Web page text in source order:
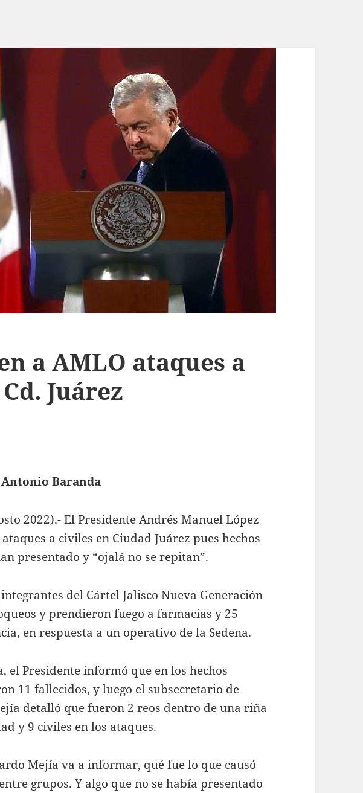
a AMLO ataques a
Juárez
Baranda
2022).- El Presidente Andrés Manuel López
a civiles en Ciudad Juárez pues hechos
presentado y “ojalá no se repitan”.
del Cártel Jalisco Nueva Generación
y prendieron fuego a farmacias y 25
en respuesta a un operativo de la Sedena.
el Presidente informó que en los hechos
11 fallecidos, y luego el subsecretario de
detalló que fueron 2 reos dentro de una riña
y 9 civiles en los ataques.
Mejía va a informar, qué fue lo que causó
grupos. Y algo que no se había presentado